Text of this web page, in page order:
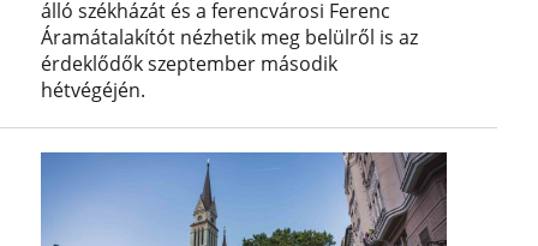
álló székházát és a ferencvárosi Ferenc
Áramátalakítót nézhetik meg belülről is az
érdeklődők szeptember második
hétvégéjén.